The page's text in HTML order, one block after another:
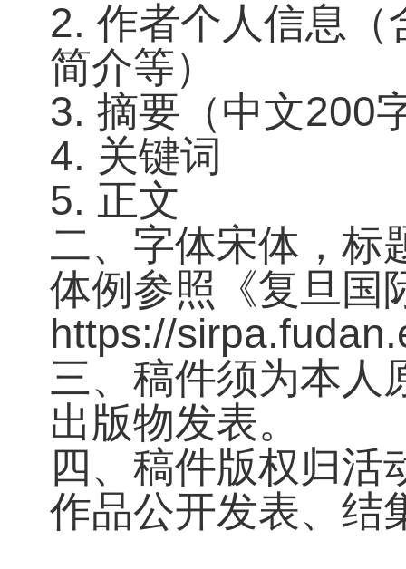
2. 作者个人信息
简介等）
3. 摘要（中文200
4. 关键词
5. 正文
二、字体宋体，标
体例参照《复旦国
https://
三、稿件须为本人
出版物发表。
四、稿件版权归活
作品公开发表、结